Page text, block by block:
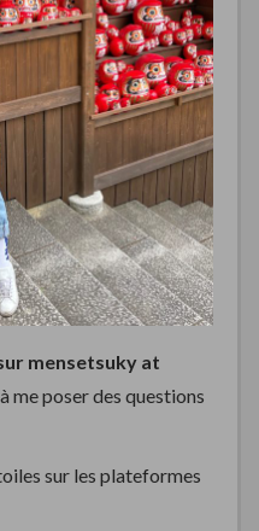
mensetsuky at
me poser des questions
sur les plateformes